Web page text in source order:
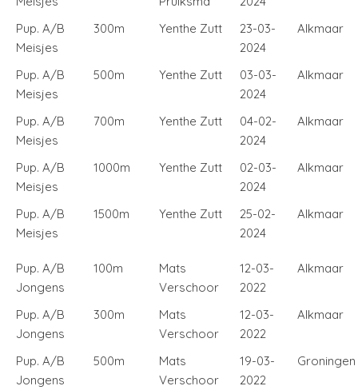
Pup. A/B
Meisjes
300m Yenthe Zutt
23-03-
2024
Alkmaar
Pup. A/B
Meisjes
500m Yenthe Zutt
03-03-
2024
Alkmaar
Pup. A/B
Meisjes
700m Yenthe Zutt
04-02-
2024
Alkmaar
Pup. A/B
Meisjes
1000m Yenthe Zutt
02-03-
2024
Alkmaar
Pup. A/B
Meisjes
1500m Yenthe Zutt
25-02-
2024
Alkmaar
Pup. A/B
Jongens
100m
Mats
Verschoor
12-03-
2022
Alkmaar
Pup. A/B
Jongens
300m
Mats
Verschoor
12-03-
2022
Alkmaar
Pup. A/B
Jongens
500m
Mats
Verschoor
19-03-
2022
Groningen